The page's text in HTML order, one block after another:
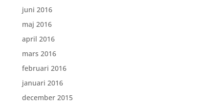
juni 2016
maj 2016
april 2016
mars 2016
februari 2016
januari 2016
december 2015